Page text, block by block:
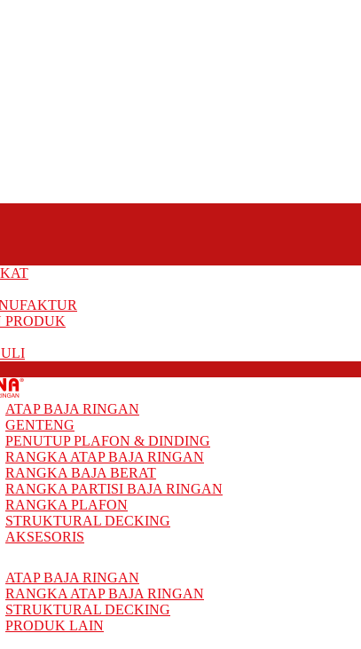
ATAP BAJA RINGAN
GENTENG
PENUTUP PLAFON & DINDING
RANGKA ATAP BAJA RINGAN
RANGKA BAJA BERAT
RANGKA PARTISI BAJA RINGAN
RANGKA PLAFON
STRUKTURAL DECKING
AKSESORIS
ATAP BAJA RINGAN
RANGKA ATAP BAJA RINGAN
STRUKTURAL DECKING
PRODUK LAIN